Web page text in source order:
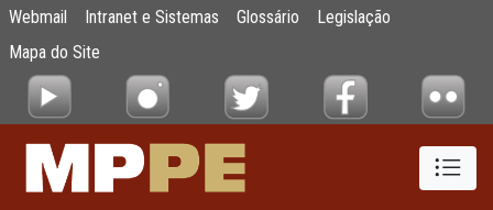
Pular para o Conteúdo principal
MPPE atua para coibir fornecimento de
Webmail Intranet e Sistemas Glossário
Legislação
Mapa do Site